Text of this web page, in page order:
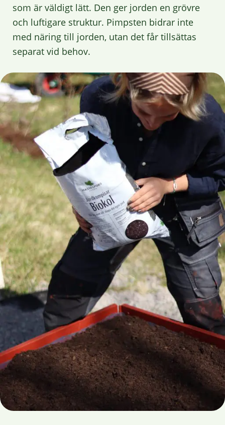
som är väldigt lätt. Den ger jorden en grövre
och luftigare struktur. Pimpsten bidrar inte
med näring till jorden, utan det får tillsättas
separat vid behov.